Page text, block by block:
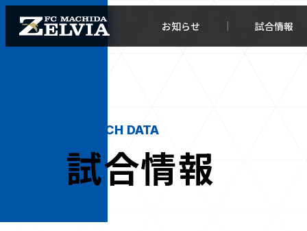
お知らせ 試合情報
MATCH DATA
試合情報